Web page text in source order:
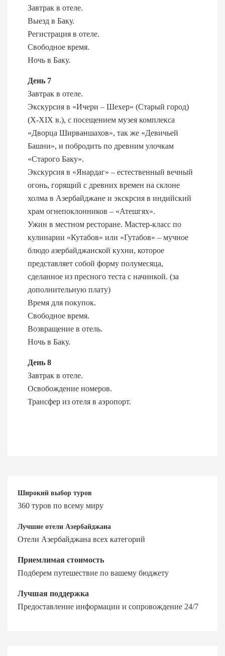
Завтрак в отеле.
Выезд в Баку.
Регистрация в отеле.
Свободное время.
Ночь в Баку.
День 7
Завтрак в отеле.
Экскурсия в «Ичери – Шехер» (Старый город)
(X-XIX в.), с посещением музея комплекса
«Дворца Ширваншахов», так же «Девичьей
Башни», и побродить по древним улочкам
«Старого Баку».
Экскурсия в «Янардаг» – естественный вечный
огонь, горящий с древних времен на склоне
холма в Азербайджане и экскрсия в индийский
храм огнепоклонников – «Атешгях».
Ужин в местном ресторане. Мастер-класс по
кулинарии «Кутабов» или «Гутабов» – мучное
блюдо азербайджанской кухни, которое
представляет собой форму полумесяца,
сделанное из пресного теста с начинкой. (за
дополнительную плату)
Время для покупок.
Свободное время.
Возвращение в отель.
Ночь в Баку.
День 8
Завтрак в отеле.
Освобождение номеров.
Трансфер из отеля в аэропорт.
Широкий выбор туров
360 туров по всему миру
Лучшие отели Азербайджана
Отели Азербайджана всех категорий
Приемлимая стоимость
Подберем путешествие по вашему бюджету
Лучшая поддержка
Предоставление информации и сопровождение 24/7